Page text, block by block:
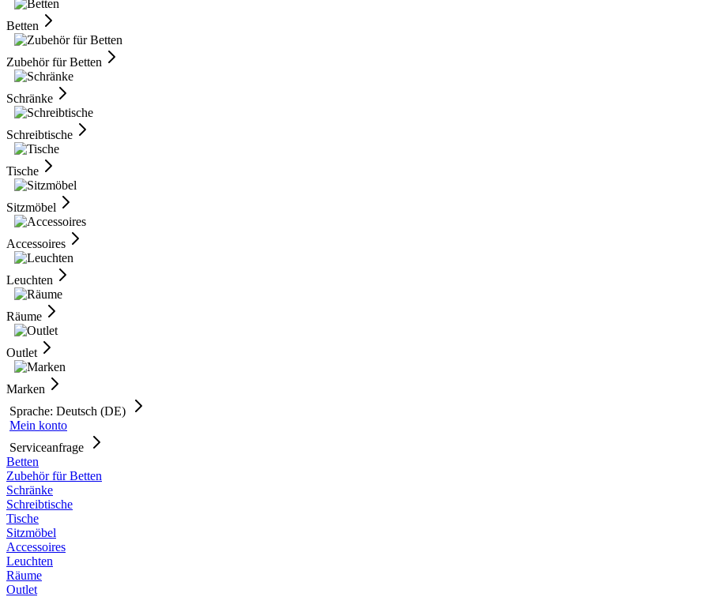
Betten
Zubehör für Betten
Schränke
Schreibtische
Tische
Sitzmöbel
Accessoires
Leuchten
Räume
Outlet
Marken
Sprache: Deutsch (DE)
Mein konto
Serviceanfrage
Betten
Zubehör für Betten
Schränke
Schreibtische
Tische
Sitzmöbel
Accessoires
Leuchten
Räume
Outlet